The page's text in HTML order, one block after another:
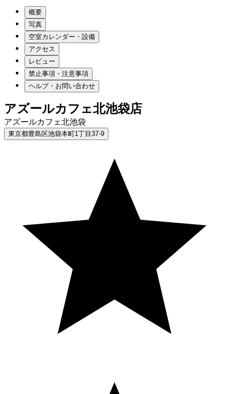
概要
写真
空室カレンダー・設備
アクセス
レビュー
禁止事項・注意事項
ヘルプ・お問い合わせ
アズールカフェ北池袋店
アズールカフェ北池袋
東京都豊島区池袋本町1丁目37-9